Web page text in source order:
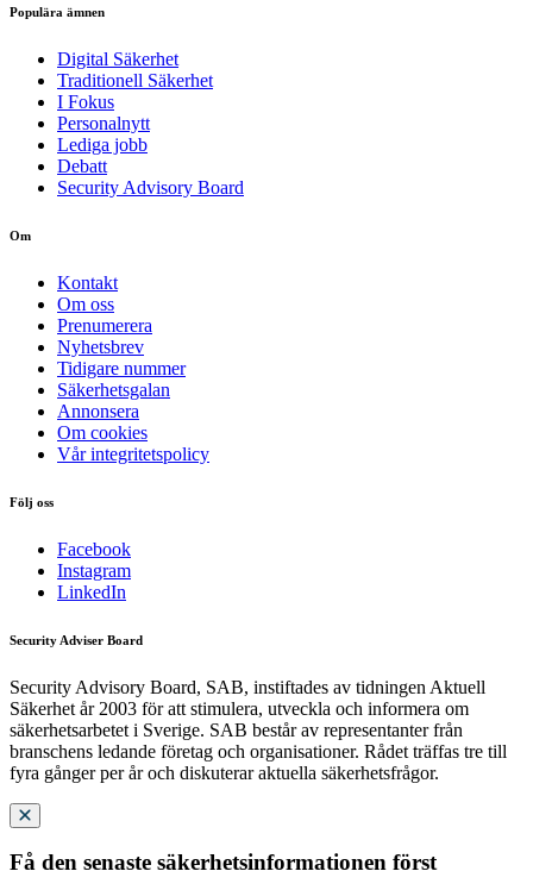
Populära ämnen
Digital Säkerhet
Traditionell Säkerhet
I Fokus
Personalnytt
Lediga jobb
Debatt
Security Advisory Board
Om
Kontakt
Om oss
Prenumerera
Nyhetsbrev
Tidigare nummer
Säkerhetsgalan
Annonsera
Om cookies
Vår integritetspolicy
Följ oss
Facebook
Instagram
LinkedIn
Security Adviser Board
Security Advisory Board, SAB, instiftades av tidningen Aktuell
Säkerhet år 2003 för att stimulera, utveckla och informera om
säkerhetsarbetet i Sverige. SAB består av representanter från
branschens ledande företag och organisationer. Rådet träffas tre till
fyra gånger per år och diskuterar aktuella säkerhetsfrågor.
Få den senaste säkerhetsinformationen först